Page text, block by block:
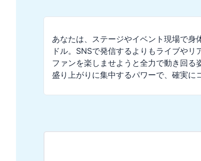
あなたは、ステージやイベント現場で身
ドル。SNSで発信するよりもライブや
ファンを楽しませようと全力で動き回
盛り上がりに集中するパワーで、確実に